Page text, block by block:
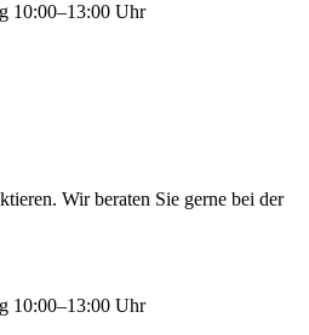
10:00–13:00 Uhr
Wir beraten Sie gerne bei der
10:00–13:00 Uhr